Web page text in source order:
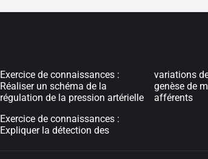
Exercice de connaissances :
Réaliser un schéma de la
régulation de la pression artérielle
Exercice de connaissances :
Expliquer la détection des
variations
genèse de
afférents